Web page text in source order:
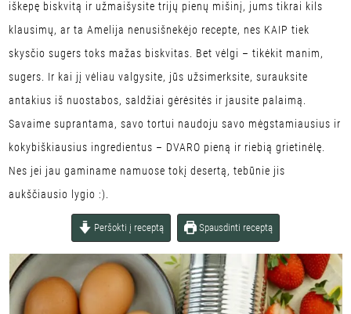
iškepę biskvitą ir užmaišysite trijų pienų mišinį, jums tikrai kils
klausimų, ar ta Amelija nenusišnekėjo recepte, nes KAIP tiek
skysčio sugers toks mažas biskvitas. Bet vėlgi – tikėkit manim,
sugers. Ir kai jį vėliau valgysite, jūs užsimerksite, surauksite
antakius iš nuostabos, saldžiai gėrėsitės ir jausite palaimą.
Savaime suprantama, savo tortui naudoju savo mėgstamiausius ir
kokybiškiausius ingredientus – DVARO pieną ir riebią grietinėlę.
Nes jei jau gaminame namuose tokį desertą, tebūnie jis
aukščiausio lygio :).
Peršokti į receptą Spausdinti receptą